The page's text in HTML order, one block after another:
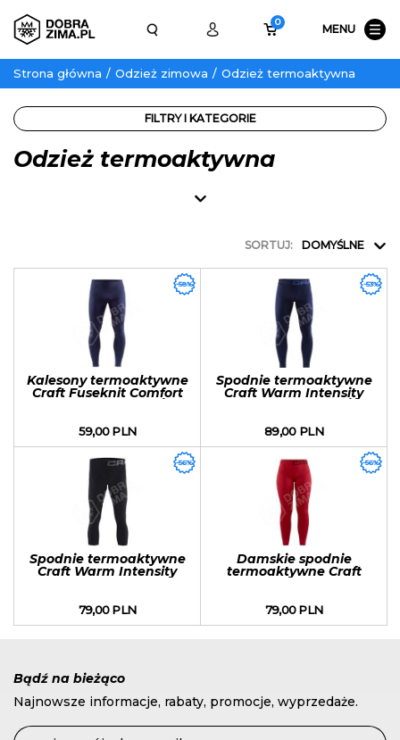
0
MENU
Strona główna Odzież zimowa Odzież termoaktywna
FILTRY I KATEGORIE
Odzież termoaktywna
SORTUJ: DOMYŚLNE
Kalesony termoaktywne
Craft Fuseknit Comfort
59,00 PLN
-58%
Spodnie termoaktywne
Craft Warm Intensity
89,00 PLN
-53%
Spodnie termoaktywne
Craft Warm Intensity
79,00 PLN
-56%
Damskie spodnie
termoaktywne Craft
79,00 PLN
-56%
Bądź na bieżąco
Najnowsze informacje, rabaty, promocje, wyprzedaże.